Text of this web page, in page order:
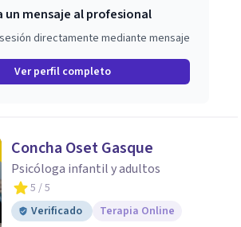
un mensaje al profesional
directamente mediante mensaje
Ver perfil completo
Concha Oset Gasque
Psicóloga infantil y adultos
5 / 5
Verificado
Terapia Online